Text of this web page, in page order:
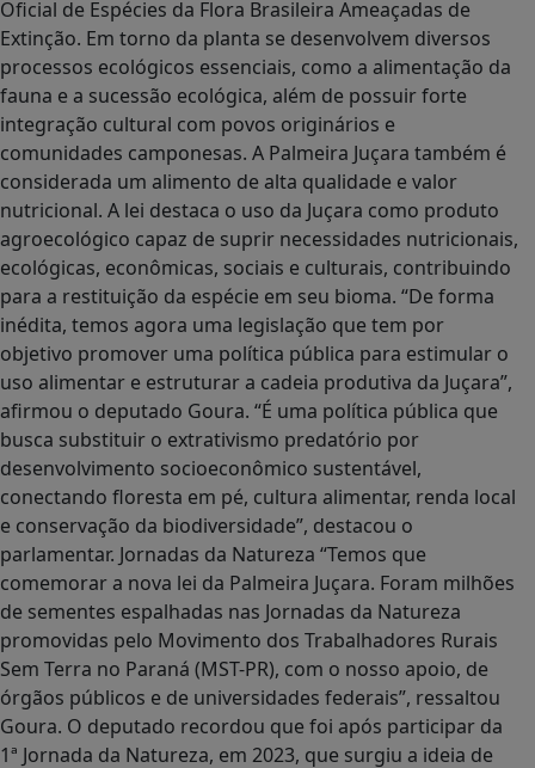
Oficial de Espécies da Flora Brasileira Ameaçadas de
Extinção. Em torno da planta se desenvolvem diversos
processos ecológicos essenciais, como a alimentação da
fauna e a sucessão ecológica, além de possuir forte
integração cultural com povos originários e
comunidades camponesas. A Palmeira Juçara também é
considerada um alimento de alta qualidade e valor
nutricional. A lei destaca o uso da Juçara como produto
agroecológico capaz de suprir necessidades nutricionais,
ecológicas, econômicas, sociais e culturais, contribuindo
para a restituição da espécie em seu bioma. “De forma
inédita, temos agora uma legislação que tem por
objetivo promover uma política pública para estimular o
uso alimentar e estruturar a cadeia produtiva da Juçara”,
afirmou o deputado Goura. “É uma política pública que
busca substituir o extrativismo predatório por
desenvolvimento socioeconômico sustentável,
conectando floresta em pé, cultura alimentar, renda local
e conservação da biodiversidade”, destacou o
parlamentar. Jornadas da Natureza “Temos que
comemorar a nova lei da Palmeira Juçara. Foram milhões
de sementes espalhadas nas Jornadas da Natureza
promovidas pelo Movimento dos Trabalhadores Rurais
Sem Terra no Paraná (MST-PR), com o nosso apoio, de
órgãos públicos e de universidades federais”, ressaltou
Goura. O deputado recordou que foi após participar da
1ª Jornada da Natureza, em 2023, que surgiu a ideia de